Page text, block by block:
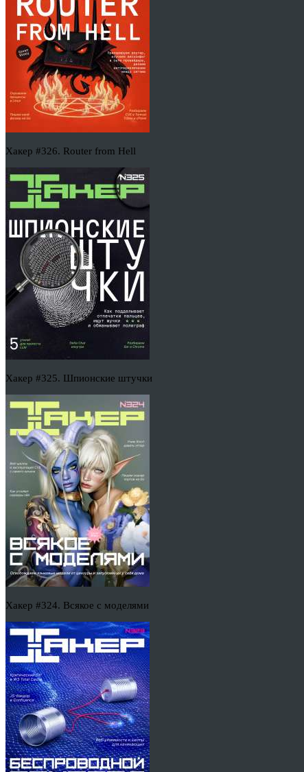
Хакер #326. Router from Hell
Хакер #325. Шпионские штучки
Хакер #324. Всякое с моделями